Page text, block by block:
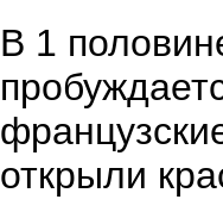
В 1
открыли